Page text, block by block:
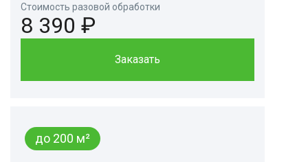
Стоимость разовой обработки
8 390 ₽
Заказать
до 200 м²